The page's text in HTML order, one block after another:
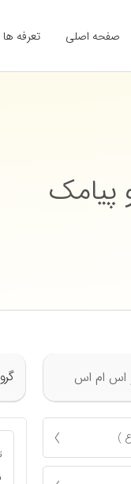
صفحه اصلی تعرفه ها
اس ام اس
)